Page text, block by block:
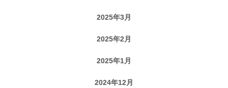
2025年3月
2025年2月
2025年1月
2024年12月